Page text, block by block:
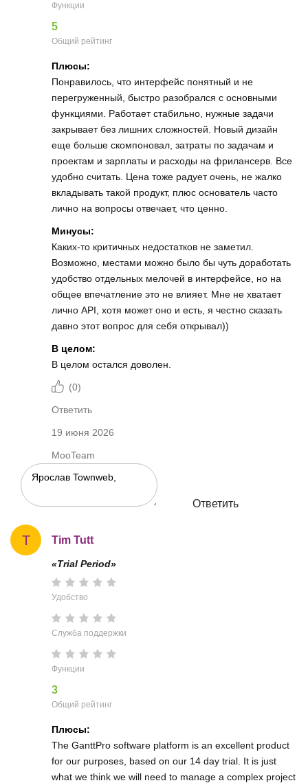
Функции
5
Общий рейтинг
Плюсы:
Понравилось, что интерфейс понятный и не
перегруженный, быстро разобрался с основными
функциями. Работает стабильно, нужные задачи
закрывает без лишних сложностей. Новый дизайн
еще больше скомпоновал, затраты по задачам и
проектам и зарплаты и расходы на фрилансерв. Все
удобно считать. Цена тоже радует очень, не жалко
вкладывать такой продукт, плюс основатель часто
лично на вопросы отвечает, что ценно.
Минусы:
Каких-то критичных недостатков не заметил.
Возможно, местами можно было бы чуть доработать
удобство отдельных мелочей в интерфейсе, но на
общее впечатление это не влияет. Мне не хватает
лично API, хотя может оно и есть, я честно сказать
давно этот вопрос для себя открывал))
В целом:
В целом остался доволен.
(0)
Ответить
19 июня 2026
MooTeam
Ответить
T Tim Tutt
«Trial Period»
Удобство
Служба поддержки
Функции
3
Общий рейтинг
Плюсы:
The GanttPro software platform is an excellent product
for our purposes, based on our 14 day trial. It is just
what we think we will need to manage a complex project